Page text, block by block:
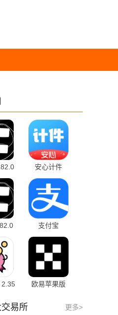
安心计件
2.6.40
支付宝
12.12.8.8000
安卓版
2.35
欧易苹果版
更多>
易所